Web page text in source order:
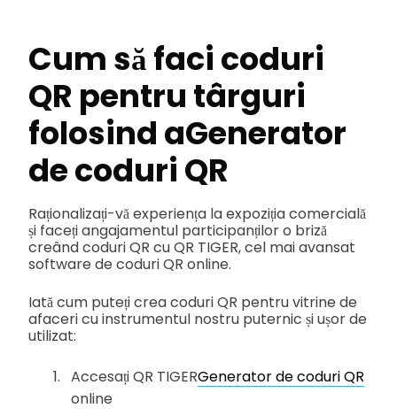
Cum să faci coduri
QR pentru târguri
folosind aGenerator
de coduri QR
Raționalizați-vă experiența la expoziția comercială
și faceți angajamentul participanților o briză
creând coduri QR cu QR TIGER, cel mai avansat
software de coduri QR online.
Iată cum puteți crea coduri QR pentru vitrine de
afaceri cu instrumentul nostru puternic și ușor de
utilizat:
Accesați QR TIGERGenerator de coduri QR
online